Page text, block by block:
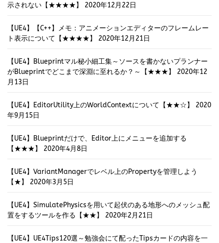
示されない【★★★★】
2020年12月22日
【UE4】【C++】メモ：アニメーションエディターのフレームレー
ト表示について【★★★★】
2020年12月21日
【UE4】Blueprintマル秘小細工集～ソースを書かないプランナー
がBlueprintでどこまで深淵に至れるか？～【★★★】
2020年12
月13日
【UE4】EditorUtility上のWorldContextについて【★★☆】
2020
年9月15日
【UE4】Blueprintだけで、Editor上にメニューを追加する
【★★★】
2020年4月8日
【UE4】VariantManagerでレベル上のPropertyを管理しよう
【★】
2020年3月5日
【UE4】SimulatePhysicsを用いて起伏のある地形へのメッシュ配
置をするツールを作る【★★】
2020年2月21日
【UE4】UE4Tips120選～勉強会にて配ったTipsカードの内容を一